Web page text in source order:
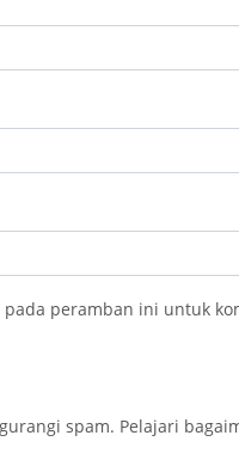
peramban ini untuk
spam. Pelajari